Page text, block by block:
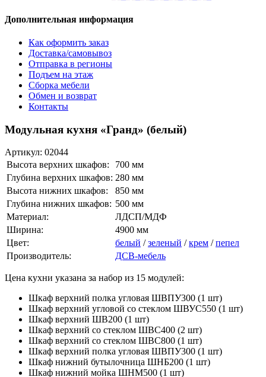
Дополнительная информация
Как оформить заказ
Доставка/самовывоз
Отправка в регионы
Подъем на этаж
Сборка мебели
Обмен и возврат
Контакты
Модульная кухня «Гранд» (белый)
Артикул: 02044
Высота верхних шкафов:
700 мм
Глубина верхних шкафов: 280 мм
Высота нижних шкафов:
850 мм
Глубина нижних шкафов: 500 мм
Материал:
ЛДСП/МДФ
Ширина:
4900 мм
Цвет:
белый /зеленый /крем /пепел
Производитель:
ДСВ-мебель
Цена кухни указана за набор из 15 модулей:
Шкаф верхний полка угловая ШВПУ300 (1 шт)
Шкаф верхний угловой со стеклом ШВУС550 (1 шт)
Шкаф верхний ШВ200 (1 шт)
Шкаф верхний со стеклом ШВС400 (2 шт)
Шкаф верхний со стеклом ШВС800 (1 шт)
Шкаф верхний полка угловая ШВПУ300 (1 шт)
Шкаф нижний бутылочница ШНБ200 (1 шт)
Шкаф нижний мойка ШНМ500 (1 шт)